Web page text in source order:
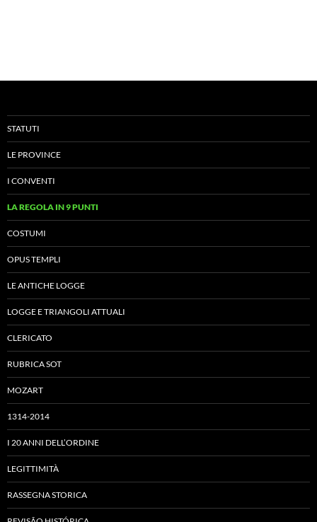
STATUTI
LE PROVINCE
I CONVENTI
LA REGOLA IN 9 PUNTI
COSTUMI
OPUS TEMPLI
LE ANTICHE LOGGE
LOGGE E TRIANGOLI ATTUALI
CLERICATO
RUBRICA SOT
MOZART
1314-2014
I 20 ANNI DELL’ORDINE
LEGITTIMITÀ
RASSEGNA STORICA